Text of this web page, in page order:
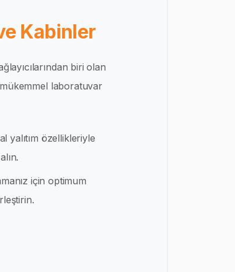
Kabinler
biri olan
laboratuvar
yalıtım özellikleriyle
için optimum